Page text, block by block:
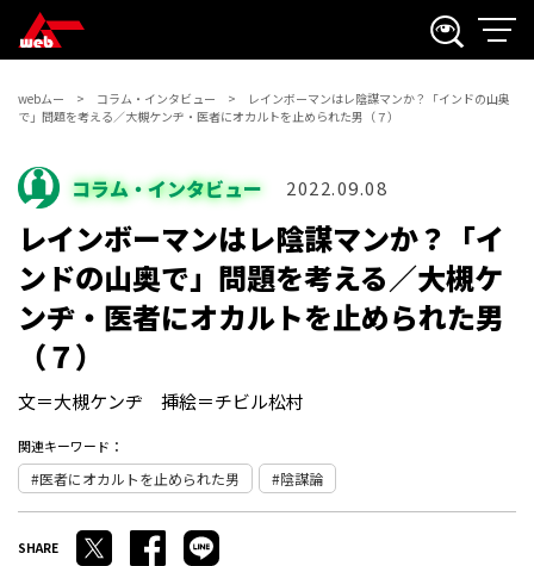
webムー コラム・インタビュー
レインボーマンはレ陰謀マンか？「インドの山奥
で」問題を考える／大槻ケンヂ・医者にオカルトを止められた男（７）
コラム・インタビュー 2022.09.08
レインボーマンはレ陰謀マンか？「イ
ンドの山奥で」問題を考える／大槻ケ
ンヂ・医者にオカルトを止められた男
（７）
文＝大槻ケンヂ 挿絵＝チビル松村
関連キーワード：
医者にオカルトを止められた男 陰謀論